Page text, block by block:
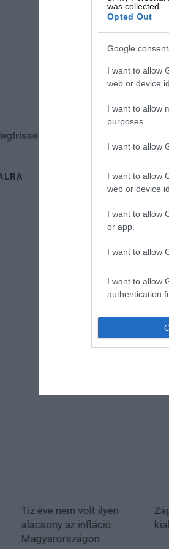
was collected.
Opted Out
Google
I want to allow
web or device
I want to allow
purposes.
I want to allow
I want to allow
web or device
I want to allow
or app.
I want to allow
I want to allow
authentication
hírekről, kövessen
Tíz éve nem volt ilyen
alacsony az infláció
Magyarországon